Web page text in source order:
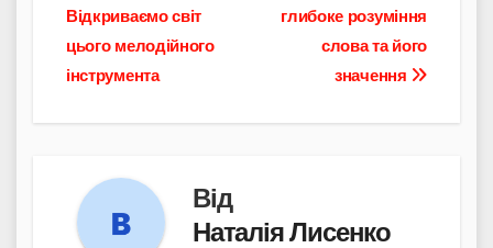
записів
глибоке розуміння
слова та його
значення
Відкриваємо світ
цього мелодійного
інструмента
Від
Наталія Лисенко